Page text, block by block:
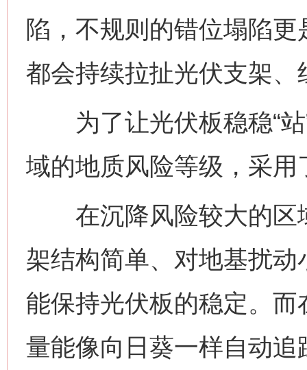
陷，不规则的错位塌陷
都会持续拉扯光伏支架
为了让光伏板稳稳“站
域的地质风险等级，采
在沉降风险较大的区
架结构简单、对地基扰
能保持光伏板的稳定。
量能像向日葵一样自动